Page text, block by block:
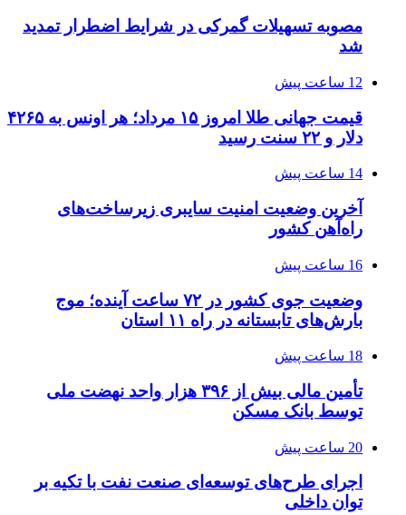
مصوبه تسهیلات گمرکی در شرایط اضطرار تمدید
شد
12 ساعت پیش
قیمت جهانی طلا امروز ۱۵ مرداد؛ هر اونس به ۴۲۶۵
دلار و ۲۲ سنت رسید
14 ساعت پیش
آخرین وضعیت امنیت سایبری زیرساخت‌های
راه‌آهن کشور
16 ساعت پیش
وضعیت جوی کشور در ۷۲ ساعت آینده؛ موج
بارش‌های تابستانه در راه ۱۱ استان
18 ساعت پیش
تأمین مالی بیش از ۳۹۶ هزار واحد نهضت ملی
توسط بانک مسکن
20 ساعت پیش
اجرای طرح‌های توسعه‌ای صنعت نفت با تکیه بر
توان داخلی